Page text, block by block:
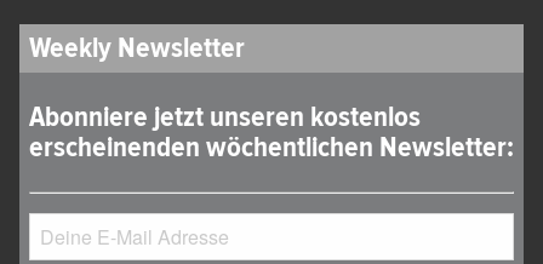
Weekly Newsletter
Abonniere jetzt unseren kostenlos
erscheinenden wöchentlichen Newsletter: